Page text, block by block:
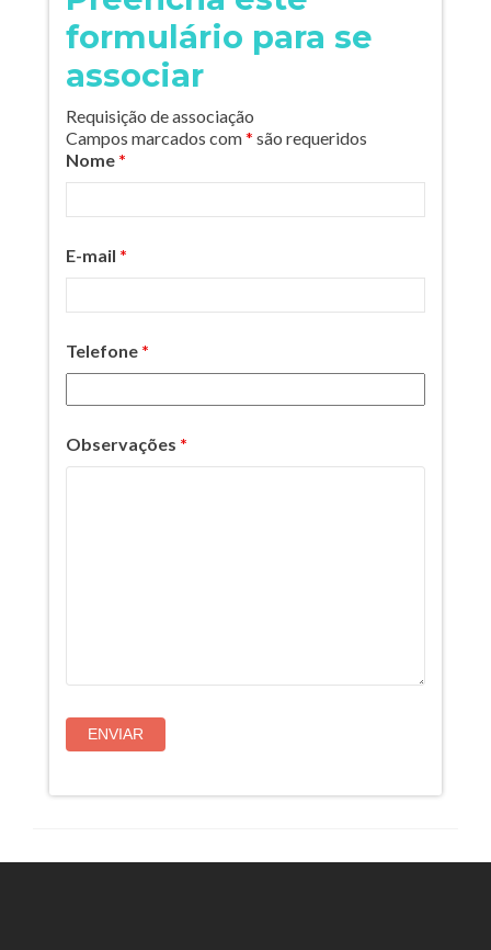
formulário para se
associar
Requisição de associação
Campos marcados com* são requeridos
Nome *
E-mail *
Telefone *
Observações *